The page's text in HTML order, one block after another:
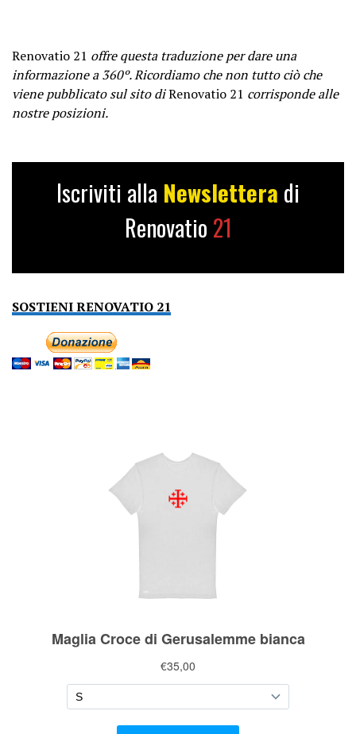
Renovatio 21 offre questa traduzione per dare una
informazione a 360º. Ricordiamo che non tutto ciò che
viene pubblicato sul sito diRenovatio 21 corrisponde alle
nostre posizioni.
Iscriviti alla Newslettera di
Renovatio 21
SOSTIENI RENOVATIO 21